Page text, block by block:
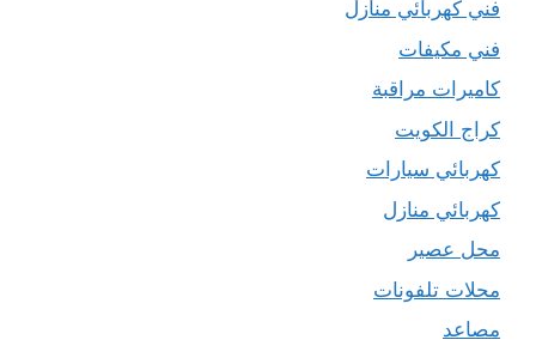
فني كهربائي منازل
فني مكيفات
كاميرات مراقبة
كراج الكويت
كهربائي سيارات
كهربائي منازل
محل عصير
محلات تلفونات
مصاعد